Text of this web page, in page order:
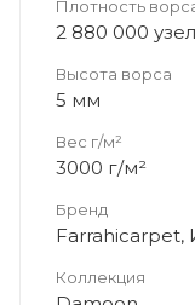
Плотность
2 880 000
Высота ворса
5 мм
Вес г/м²
3000 г/м²
Бренд
Farrahicarpet,
Коллекция